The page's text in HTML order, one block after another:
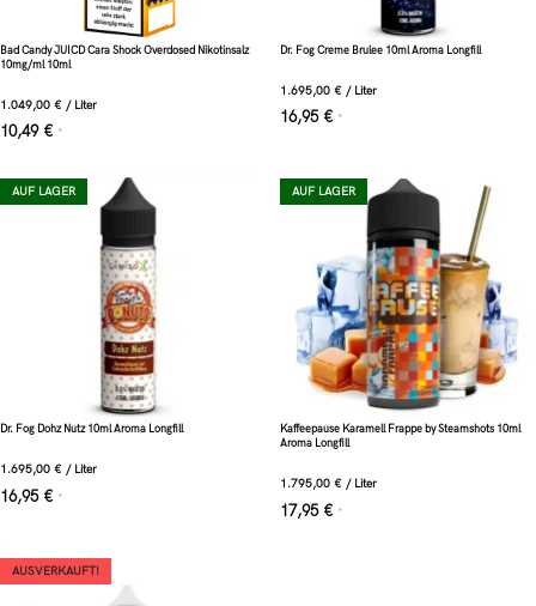
Bad Candy JUICD Cara Shock Overdosed Nikotinsalz
10mg/ml 10ml
1.049,00 € / Liter
10,49 € *
Dr. Fog Creme Brulee 10ml Aroma Longfill
1.695,00 € / Liter
16,95 € *
AUF LAGER
Dr. Fog Dohz Nutz 10ml Aroma Longfill
1.695,00 € / Liter
16,95 € *
AUF LAGER
Kaffeepause Karamell Frappe by Steamshots 10ml
Aroma Longfill
1.795,00 € / Liter
17,95 € *
AUSVERKAUFT!